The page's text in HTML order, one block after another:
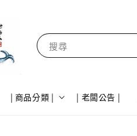
搜尋
| 商品分類 | | 老闆公告 |